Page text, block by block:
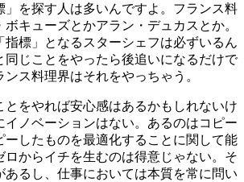
」を探す人は多いんですよ。フランス料
キューズとかアラン・デュカスとか。
指標」となるスターシェフは必ずいるん
同じことをやったら後追いになるだけで
ス料理界はそれをやっちゃう。
とをやれば安心感はあるかもしれないけ
イノベーションはない。あるのはコピー
ーしたものを最適化することに関して能
ロからイチを生むのは得意じゃない。そ
あるし、仕事においては本質を常に問い